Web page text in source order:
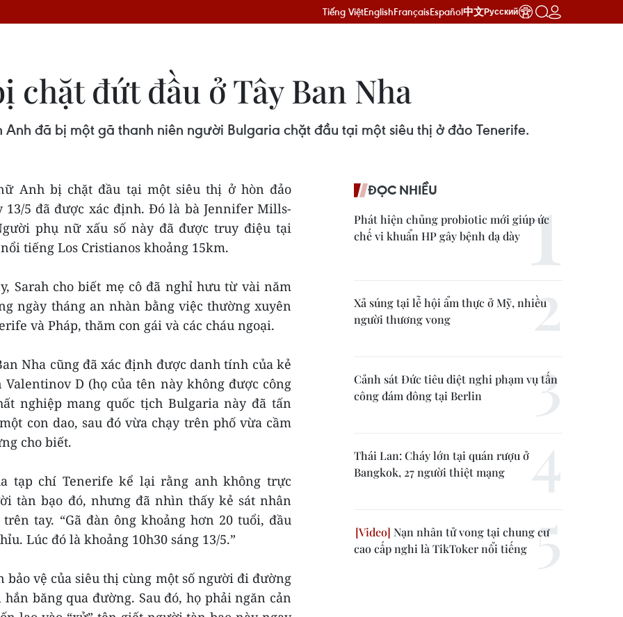
Tiếng ViệtEnglishFrançaisEspañol中文Русский
chặt đứt đầu ở Tây Ban Nha
Anh đã bị một gã thanh niên người Bulgaria chặt đầu tại một siêu thị ở đảo Tenerife.
Anh bị chặt đầu tại một siêu thị ở hòn đảo
13/5 đã được xác định. Đó là bà Jennifer Mills-
phụ nữ xấu số này đã được truy điệu tại
tiếng Los Cristianos khoảng 15km.
Sarah cho biết mẹ cô đã nghỉ hưu từ vài năm
ngày tháng an nhàn bằng việc thường xuyên
và Pháp, thăm con gái và các cháu ngoại.
Nha cũng đã xác định được danh tính của kẻ
D (họ của tên này không được công
nghiệp mang quốc tịch Bulgaria này đã tấn
con dao, sau đó vừa chạy trên phố vừa cầm
cho biết.
tạp chí Tenerife kể lại rằng anh không trực
tàn bạo đó, nhưng đã nhìn thấy kẻ sát nhân
tay. “Gã đàn ông khoảng hơn 20 tuổi, đầu
Lúc đó là khoảng 10h30 sáng 13/5.”
vệ của siêu thị cùng một số người đi đường
băng qua đường. Sau đó, họ phải ngăn cản
ĐỌC NHIỀU
Phát hiện chủng probiotic mới giúp ức
chế vi khuẩn HP gây bệnh dạ dày
Xả súng tại lễ hội ẩm thực ở Mỹ, nhiều
người thương vong
Cảnh sát Đức tiêu diệt nghi phạm vụ tấn
công đám đông tại Berlin
Thái Lan: Cháy lớn tại quán rượu ở
Bangkok, 27 người thiệt mạng
Nạn nhân tử vong tại chung cư
cao cấp nghi là TikToker nổi tiếng